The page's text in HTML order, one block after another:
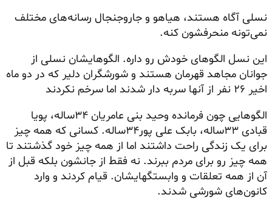
نسلی آگاه هستند، هیاهو و جاروجنجال رسانه‌های مختلف
نمی‌تونه منحرفشون کنه.
این نسل الگوهای خودش رو داره. الگوهایشان نسلی از
جوانان مجاهد قهرمان هستند و شورشگران دلیر که در دو ماه
اخیر ۲۶ نفر از آنها سربه دار شدند اما سرخم نکردند
الگوهایی چون فرمانده وحید بنی عامریان ۳۴ساله، پویا
قبادی ۳۳ساله، بابک علی پور۳۴ساله. کسانی که همه چیز
برای یک زندگی راحت داشتند اما از همه چیز خود گذشتند تا
همه چیز رو برای مردم ببرند. نه فقط از جانشون بلکه قبل از
آن از همه تعلقات و وابستگهایشان. قیام کردند و وارد
کانون‌های شورشی شدند.